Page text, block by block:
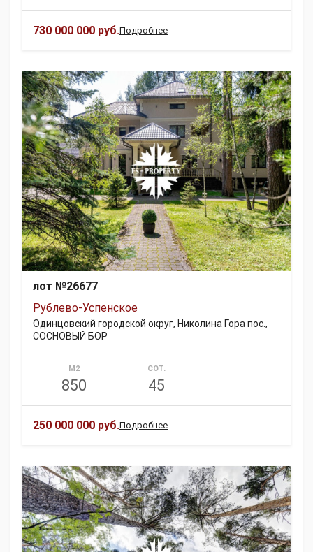
730 000 000 руб.Подробнее
лот №26677
Рублево-Успенское
Одинцовский городской округ, Николина Гора пос.,
СОСНОВЫЙ БОР
М2
850
СОТ.
45
250 000 000 руб.Подробнее